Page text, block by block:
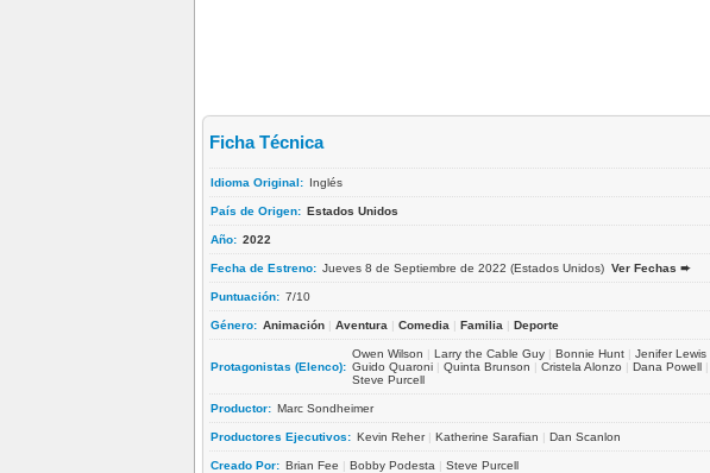
Ficha Técnica
Idioma Original: Inglés
País de Origen: Estados Unidos
Año: 2022
Fecha de Estreno: Jueves 8 de Septiembre de 2022 (Estados Unidos) Ver Fechas ➨
Puntuación: 7/10
Género: Animación | Aventura | Comedia | Familia | Deporte
Protagonistas (Elenco):
Owen Wilson | Larry the Cable Guy | Bonnie Hunt | Jenifer Lewis
Guido Quaroni | Quinta Brunson | Cristela Alonzo | Dana Powell |
Steve Purcell
Productor: Marc Sondheimer
Productores Ejecutivos: Kevin Reher| Katherine Sarafian | Dan Scanlon
Creado Por: Brian Fee | Bobby Podesta | Steve Purcell